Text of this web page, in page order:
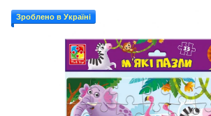
Зроблено в Україні